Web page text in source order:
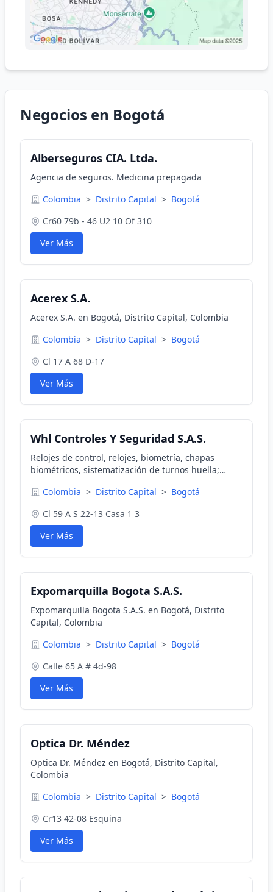
Negocios en Bogotá
Alberseguros CIA. Ltda.
Agencia de seguros. Medicina prepagada
Colombia > Distrito Capital > Bogotá
Cr60 79b - 46 U2 10 Of 310
Ver Más
Acerex S.A.
Acerex S.A. en Bogotá, Distrito Capital, Colombia
Colombia > Distrito Capital > Bogotá
Cl 17 A 68 D-17
Ver Más
Whl Controles Y Seguridad S.A.S.
Relojes de control, relojes, biometría, chapas
biométricos, sistematización de turnos huella;
documentos, contadoras de billetes y monedas.
Colombia > Distrito Capital > Bogotá
Cl 59 A S 22-13 Casa 1 3
Ver Más
Expomarquilla Bogota S.A.S.
Expomarquilla Bogota S.A.S. en Bogotá, Distrito
Capital, Colombia
Colombia > Distrito Capital > Bogotá
Calle 65 A # 4d-98
Ver Más
Optica Dr. Méndez
Optica Dr. Méndez en Bogotá, Distrito Capital,
Colombia
Colombia > Distrito Capital > Bogotá
Cr13 42-08 Esquina
Ver Más